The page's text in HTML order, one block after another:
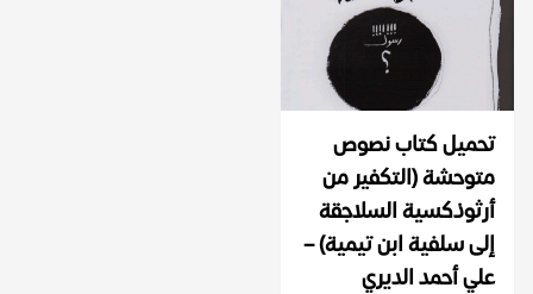
تحميل كتاب نصوص
متوحشة (التكفير من
أرثوذكسية السلاجقة
إلى سلفية ابن تيمية) –
علي أحمد الديري